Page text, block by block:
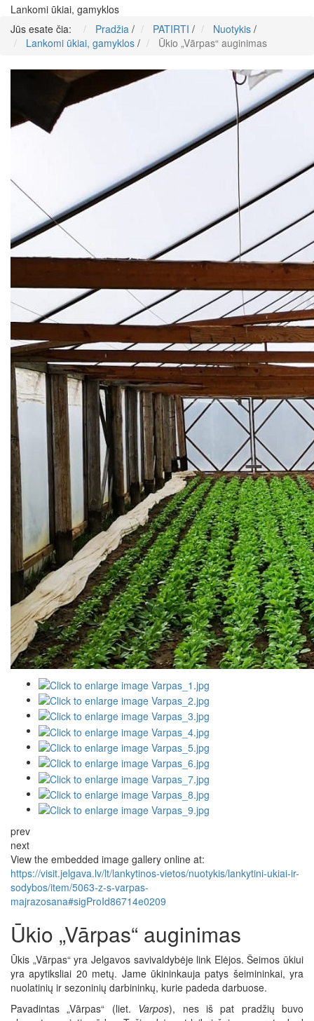
Lankomi ūkiai, gamyklos
Jūs esate čia:
Pradžia / PATIRTI / Nuotykis /
Lankomi ūkiai, gamyklos / Ūkio „Vārpas“ auginimas
prev
next
View the embedded image gallery online at:
https://visit.jelgava.lv/lt/lankytinos-vietos/nuotykis/lankytini-ukiai-ir-
sodybos/item/5063-z-s-varpas-
majrazosana#sigProId86714e0209
Ūkio „Vārpas“ auginimas
Ūkis „Vārpas“ yra Jelgavos savivaldybėje link Elėjos. Šeimos ūkiui
yra apytiksliai 20 metų. Jame ūkininkauja patys šeimininkai, yra
nuolatinių ir sezoninių darbininkų, kurie padeda darbuose.
Pavadintas „Vārpas“ (liet. Varpos), nes iš pat pradžių buvo